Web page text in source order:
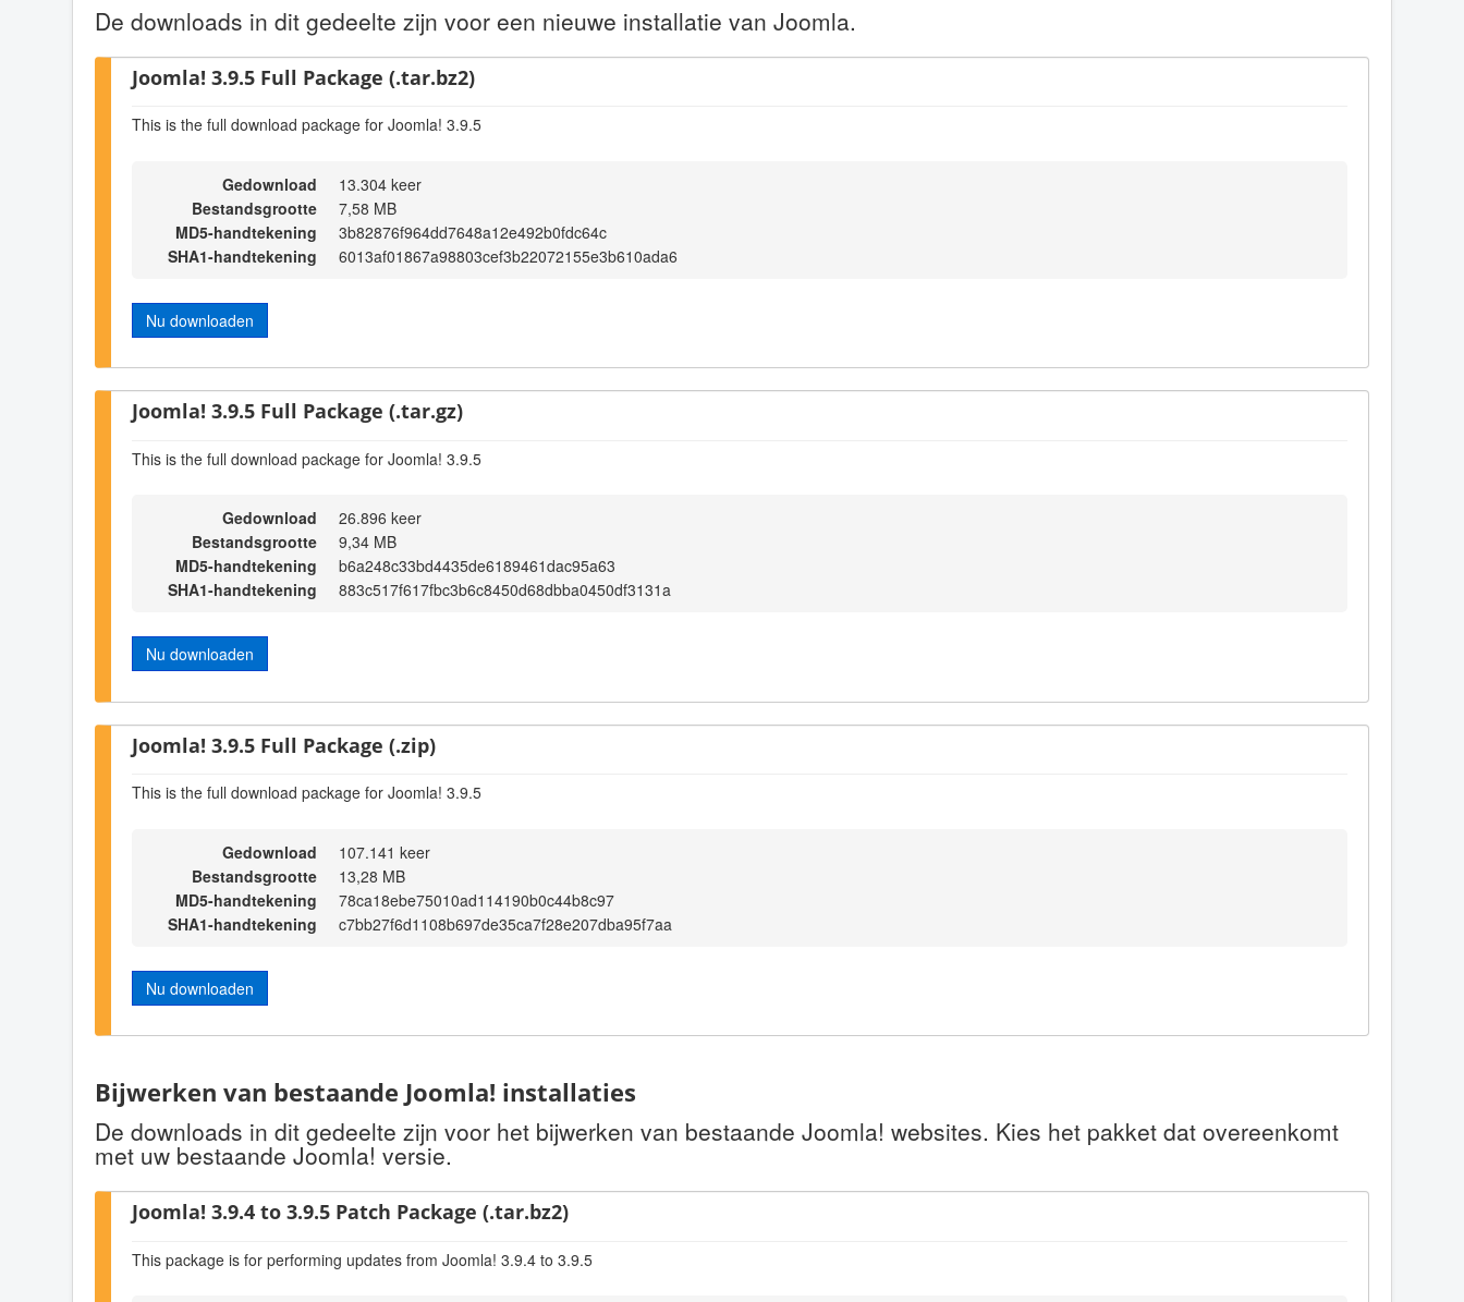
De downloads in dit gedeelte zijn voor een nieuwe installatie van Joomla.
Joomla! 3.9.5 Full Package (.tar.bz2)
This is the full download package for Joomla! 3.9.5
Gedownload
13.304 keer
Bestandsgrootte
7,58 MB
MD5-handtekening
3b82876f964dd7648a12e492b0fdc64c
SHA1-handtekening
6013af01867a98803cef3b22072155e3b610ada6
Nu downloaden
Joomla! 3.9.5 Full Package (.tar.gz)
This is the full download package for Joomla! 3.9.5
Gedownload
26.896 keer
Bestandsgrootte
9,34 MB
MD5-handtekening
b6a248c33bd4435de6189461dac95a63
SHA1-handtekening
883c517f617fbc3b6c8450d68dbba0450df3131a
Nu downloaden
Joomla! 3.9.5 Full Package (.zip)
This is the full download package for Joomla! 3.9.5
Gedownload
107.141 keer
Bestandsgrootte
13,28 MB
MD5-handtekening
78ca18ebe75010ad114190b0c44b8c97
SHA1-handtekening
c7bb27f6d1108b697de35ca7f28e207dba95f7aa
Nu downloaden
Bijwerken van bestaande Joomla! installaties
De downloads in dit gedeelte zijn voor het bijwerken van bestaande Joomla! websites. Kies het pakket dat overeenkomt
met uw bestaande Joomla! versie.
Joomla! 3.9.4 to 3.9.5 Patch Package (.tar.bz2)
This package is for performing updates from Joomla! 3.9.4 to 3.9.5